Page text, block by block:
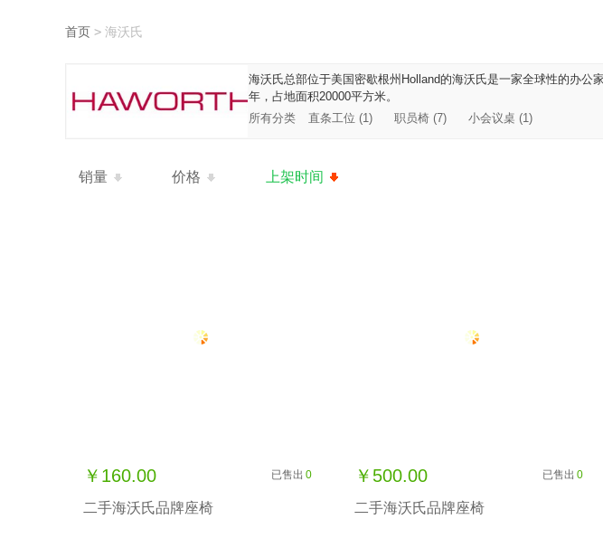
首页 > 海沃氏
海沃氏总部位于美国密歇根州Holland的海沃氏是一家全球性的办
年，占地面积20000平方米。
所有分类
直条工位 (1) 职员椅 (7) 小会议桌 (1)
销量 价格 上架时间
￥160.00 已售出 0
二手海沃氏品牌座椅
￥500.00 已售出 0
二手海沃氏品牌座椅